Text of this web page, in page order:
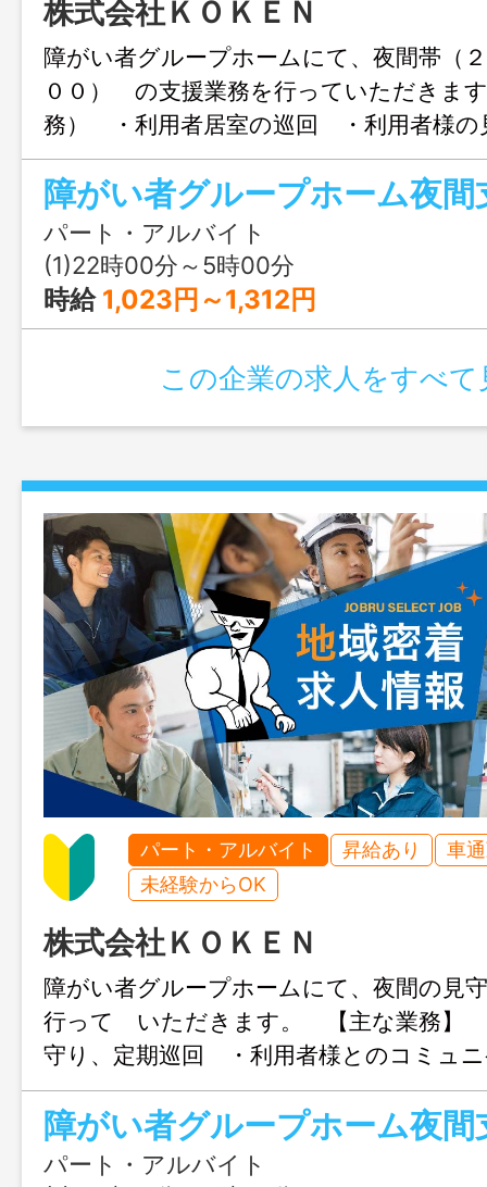
株式会社ＫＯＫＥＮ
障がい者グループホームにて、夜間帯（
００） の支援業務を行っていただきま
務） ・利用者居室の巡回 ・利用者様
時の対応（待機） ・共有スペース等
勤は二人体制のため、未経験の方も安心
す！ 【業務の変更の範囲】：夜間支援
パート・アルバイト
(1)22時00分～5時00分
時給 1,023円～1,312円
この企業の求人をすべて
パート・アルバイト 昇給あり
車
未経験からOK
株式会社ＫＯＫＥＮ
障がい者グループホームにて、夜間の見
行って いただきます。 【主な業務】
守り、定期巡回 ・利用者様とのコミュ
緊急時の対応（待機・連絡対応） ・共用
掃 ・朝食の準備、提供 ・業務日誌、支
力 ※仮眠・休憩時間も確保しており、
パート・アルバイト